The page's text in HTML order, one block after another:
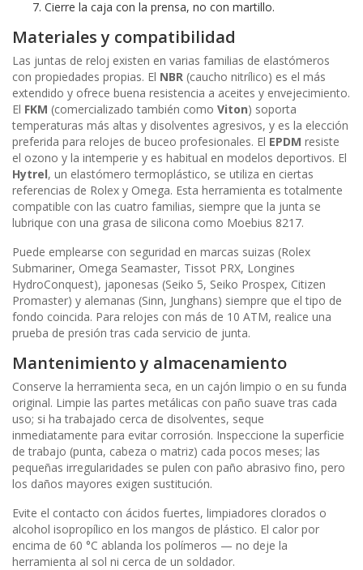
Cierre la caja con la prensa, no con martillo.
Materiales y compatibilidad
Las juntas de reloj existen en varias familias de elastómeros
con propiedades propias. El NBR (caucho nitrílico) es el más
extendido y ofrece buena resistencia a aceites y envejecimiento.
El FKM (comercializado también como Viton) soporta
temperaturas más altas y disolventes agresivos, y es la elección
preferida para relojes de buceo profesionales. El EPDM resiste
el ozono y la intemperie y es habitual en modelos deportivos. El
Hytrel, un elastómero termoplástico, se utiliza en ciertas
referencias de Rolex y Omega. Esta herramienta es totalmente
compatible con las cuatro familias, siempre que la junta se
lubrique con una grasa de silicona como Moebius 8217.
Puede emplearse con seguridad en marcas suizas (Rolex
Submariner, Omega Seamaster, Tissot PRX, Longines
HydroConquest), japonesas (Seiko 5, Seiko Prospex, Citizen
Promaster) y alemanas (Sinn, Junghans) siempre que el tipo de
fondo coincida. Para relojes con más de 10 ATM, realice una
prueba de presión tras cada servicio de junta.
Mantenimiento y almacenamiento
Conserve la herramienta seca, en un cajón limpio o en su funda
original. Limpie las partes metálicas con paño suave tras cada
uso; si ha trabajado cerca de disolventes, seque
inmediatamente para evitar corrosión. Inspeccione la superficie
de trabajo (punta, cabeza o matriz) cada pocos meses; las
pequeñas irregularidades se pulen con paño abrasivo fino, pero
los daños mayores exigen sustitución.
Evite el contacto con ácidos fuertes, limpiadores clorados o
alcohol isopropílico en los mangos de plástico. El calor por
encima de 60 °C ablanda los polímeros — no deje la
herramienta al sol ni cerca de un soldador.